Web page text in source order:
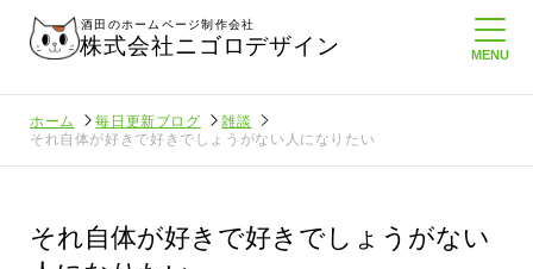
酒田のホームページ制作会社
株式会社ニゴロデザイン
ホーム 毎日更新ブログ
雑談
それ自体が好きで好きでしょうがない人になりたい
それ自体が好きで好きでしょうがない